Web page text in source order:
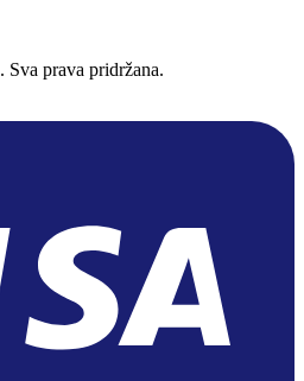
. Sva prava pridržana.